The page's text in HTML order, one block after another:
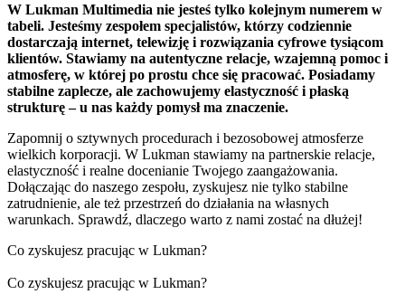
W Lukman Multimedia nie jesteś tylko kolejnym numerem w
tabeli. Jesteśmy zespołem specjalistów, którzy codziennie
dostarczają internet, telewizję i rozwiązania cyfrowe tysiącom
klientów. Stawiamy na autentyczne relacje, wzajemną pomoc i
atmosferę, w której po prostu chce się pracować. Posiadamy
stabilne zaplecze, ale zachowujemy elastyczność i płaską
strukturę – u nas każdy pomysł ma znaczenie.
Zapomnij o sztywnych procedurach i bezosobowej atmosferze
wielkich korporacji. W Lukman stawiamy na partnerskie relacje,
elastyczność i realne docenianie Twojego zaangażowania.
Dołączając do naszego zespołu, zyskujesz nie tylko stabilne
zatrudnienie, ale też przestrzeń do działania na własnych
warunkach. Sprawdź, dlaczego warto z nami zostać na dłużej!
Co zyskujesz pracując w Lukman?
Co zyskujesz pracując w Lukman?